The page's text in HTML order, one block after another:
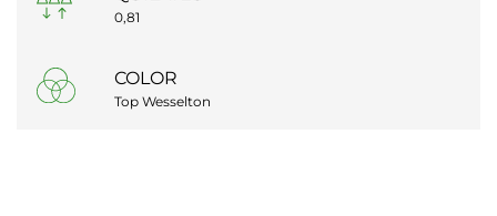
0,81
COLOR
Top Wesselton